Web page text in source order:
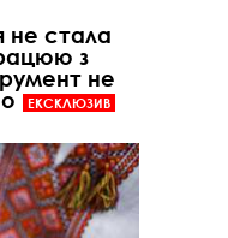
не стала
з
не
ЕКСКЛЮЗИВ